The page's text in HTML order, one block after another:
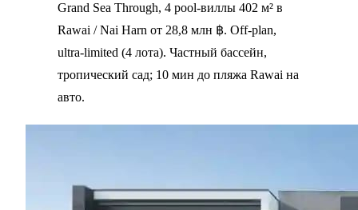
Grand Sea Through, 4 pool-виллы 402 м² в
Rawai / Nai Harn от 28,8 млн ฿. Off-plan,
ultra-limited (4 лота). Частный бассейн,
тропический сад; 10 мин до пляжа Rawai на
авто.